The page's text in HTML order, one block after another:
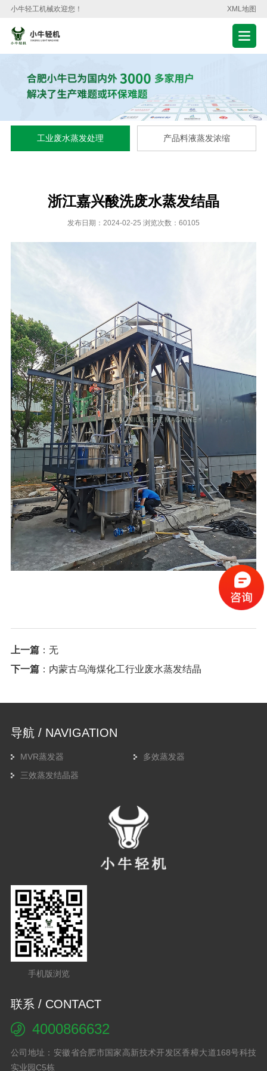
小牛轻工机械欢迎您！ XML地图
工业废水蒸发处理 产品料液蒸发浓缩
浙江嘉兴酸洗废水蒸发结晶
发布日期：2024-02-25 浏览次数：60105
上一篇：无
下一篇： 内蒙古乌海煤化工行业废水蒸发结晶
导航 / NAVIGATION
MVR蒸发器
多效蒸发器
三效蒸发结晶器
手机版浏览
联系 / CONTACT
4000866632
公司地址：安徽省合肥市国家高新技术开发区香樟大道168号科技
实业园C5栋